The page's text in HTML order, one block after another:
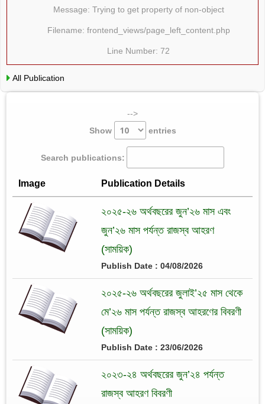
Message: Trying to get property of non-object
Filename: frontend_views/page_left_content.php
Line Number: 72
All Publication
-->
Show
entries
Search publications:
Image Publication Details
২০২৫-২৬ অর্থবছরের জুন’২৬ মাস এবং
জুন’২৬ মাস পর্যন্ত রাজস্ব আহরণ
(সাময়িক)
Publish Date : 04/08/2026
২০২৫-২৬ অর্থবছরের জুলাই’২৫ মাস থেকে
মে’২৬ মাস পর্যন্ত রাজস্ব আহরণের বিবরণী
(সাময়িক)
Publish Date : 23/06/2026
২০২৩-২৪ অর্থবছরের জুন’২৪ পর্যন্ত
রাজস্ব আহরণ বিবরণী